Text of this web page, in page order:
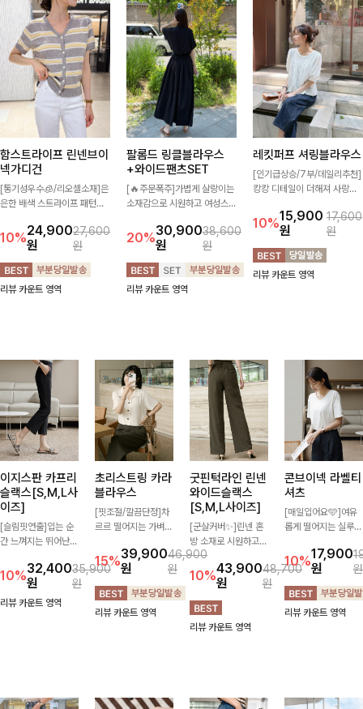
함스트라이프 린넨브이
넥가디건
[통기성우수🧊/리오셀소재]은
은한 배색 스트라이프 패턴으
드 살려주는 니트 가디건 💛
브이넥 라인에 슬림하게 떨어
지는 핏 더해져 단독으로도 여
리하고 세련되게 입어져요-
10%24,900
원
27,600
원
리뷰 카운트 영역
팔롬드 링클블라우스
+와이드팬츠SET
[🔥주문폭주]가볍게 살랑이는
소재감으로 시원하고 여성스럽
트 🖤 허리 밴딩 디테일로 편
안하면서도 자연스럽게 라인
잡아주어 꾸안꾸 무드로 멋스
럽게 완성!
20%30,900
원
38,600
원
리뷰 카운트 영역
레킷퍼프 셔링블라우스
[인기급상승/7부/데일리추천]
캉캉 디테일이 더해져 사랑스
주는 블라우스 🤍 가볍게 퍼지
는 핏으로 체형을 자연스럽게
커버해주며 여성스럽게 즐기기
좋아요 ✨
10%15,900
원
17,600
원
리뷰 카운트 영역
이지스판 카프리
슬랙스[S,M,L사
이즈]
[슬림핏연출]입는 순
간 느껴지는 뛰어난
은 날에도 편안하게
🌿 발목이 드러나는
카프리 기장이 다리
10%32,400
원
35,900
원
리뷰 카운트 영역
초리스트링 카라
블라우스
[핏조절/깔끔단정]차
르르 떨어지는 가벼운
쾌적하게 즐기기 좋은
카라 블라우스- 심플
한 디자인에 클래식한
카라와 버튼 디테일을
더해 데일리부터 오피
15%39,900
원
46,900
원
리뷰 카운트 영역
굿핀턱라인 린넨
와이드슬랙스
[S,M,L사이즈]
[군살커버✨]린넨 혼
방 소재로 시원하고
쾌적하게 즐기기 좋은
와이드 슬랙스입니다.
핀턱 디테일과 여유로
운 와이드 핏이 더해
져 길고 멋스러운 실
루엣을 완성해드려
10%43,900
원
48,700
원
리뷰 카운트 영역
콘브이넥 라벨티
셔츠
[매일입어요🩵]여유
롭게 떨어지는 실루엣
자인으로 데일리하게
즐기기 좋은 티셔츠-
소매 라벨 디테일이
은은한 포인트를 더해
심플하면서도 센스 있
10%17,900
원
원
리뷰 카운트 영역